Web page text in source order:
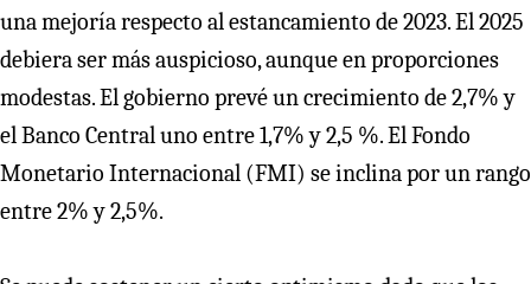
una mejoría respecto al estancamiento de 2023. El 2025
debiera ser más auspicioso, aunque en proporciones
modestas. El gobierno prevé un crecimiento de 2,7% y
el Banco Central uno entre 1,7% y 2,5 %. El Fondo
Monetario Internacional (FMI) se inclina por un rango
entre 2% y 2,5%.